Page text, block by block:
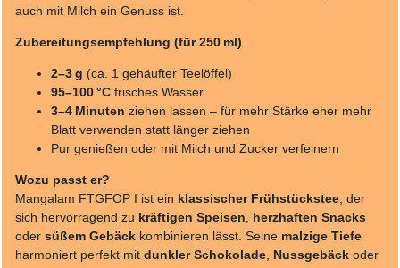
auch mit Milch ein Genuss ist.
Zubereitungsempfehlung (für 250 ml)
2–3 g (ca. 1 gehäufter Teelöffel)
95–100 °C frisches Wasser
3–4 Minuten ziehen lassen – für mehr Stärke eher mehr
Blatt verwenden statt länger ziehen
Pur genießen oder mit Milch und Zucker verfeinern
Wozu passt er?
Mangalam FTGFOP I ist ein klassischer Frühstückstee , der
sich hervorragend zu kräftigen Speisen
herzhaften Snacks
oder süßem Gebäck kombinieren lässt. Seine malzige Tiefe
harmoniert perfekt mit dunkler Schokolade Nussgebäck oder